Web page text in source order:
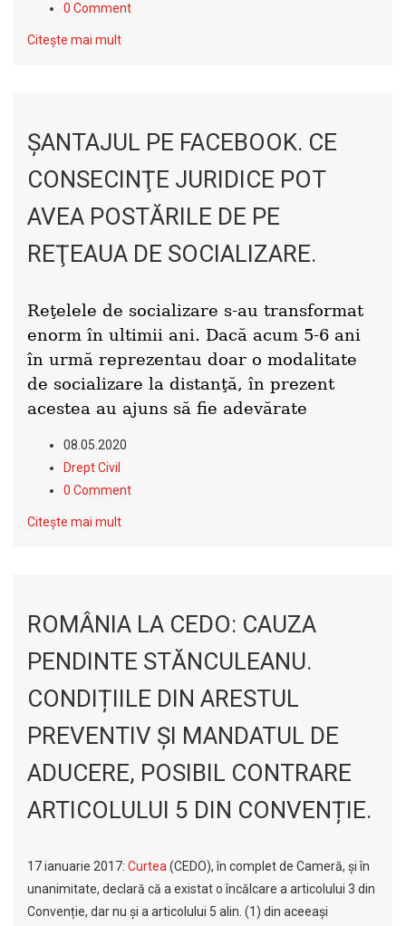
0 Comment
Citește mai mult
ŞANTAJUL PE FACEBOOK. CE
CONSECINŢE JURIDICE POT
AVEA POSTĂRILE DE PE
REŢEAUA DE SOCIALIZARE.
Reţelele de socializare s-au transformat
enorm în ultimii ani. Dacă acum 5-6 ani
în urmă reprezentau doar o modalitate
de socializare la distanţă, în prezent
acestea au ajuns să fie adevărate
08.05.2020
Drept Civil
0 Comment
Citește mai mult
ROMÂNIA LA CEDO: CAUZA
PENDINTE STĂNCULEANU.
CONDIȚIILE DIN ARESTUL
PREVENTIV ȘI MANDATUL DE
ADUCERE, POSIBIL CONTRARE
ARTICOLULUI 5 DIN CONVENȚIE.
17 ianuarie 2017: Curtea (CEDO), în complet de Cameră, și în
unanimitate, declară că a existat o încălcare a articolului 3 din
Convenție, dar nu și a articolului 5 alin. (1) din aceeași